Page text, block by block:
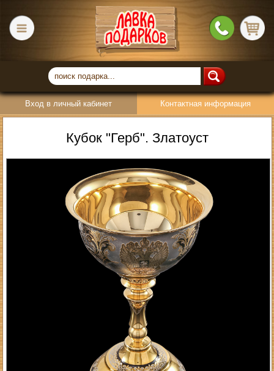
Вход в личный кабинет Контактная информация
Кубок "Герб". Златоуст